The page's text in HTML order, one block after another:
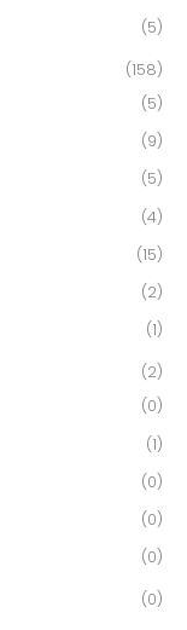
(5)
(158)
(5)
(9)
(5)
(4)
(15)
(2)
(1)
(2)
(0)
(1)
(0)
(0)
(0)
(0)